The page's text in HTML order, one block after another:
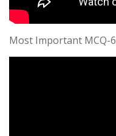
Most Important MCQ-6